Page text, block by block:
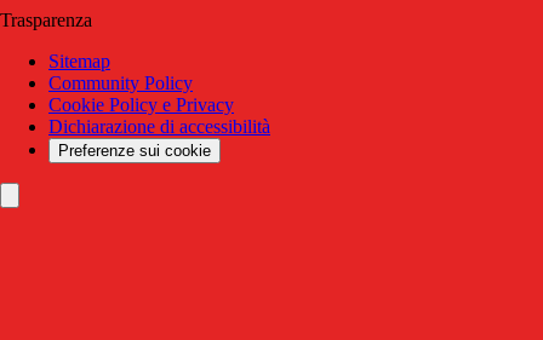
Trasparenza
Sitemap
Community Policy
Cookie Policy e Privacy
Dichiarazione di accessibilità
Preferenze sui cookie